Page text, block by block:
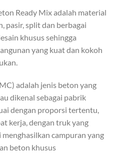
Ready Mix adalah material
pasir, split dan berbagai
khusus sehingga
yang kuat dan kokoh
adalah jenis beton yang
dikenal sebagai pabrik
dengan proporsi tertentu,
kerja, dengan truk yang
campuran yang
beton khusus